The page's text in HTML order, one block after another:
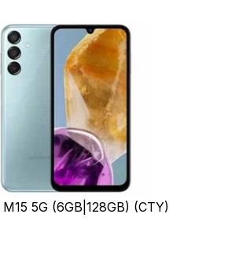
5G (6GB|128GB) (CTY)